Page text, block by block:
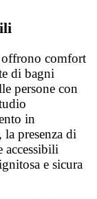
comfort
di bagni
persone con
in
presenza di
e sicura